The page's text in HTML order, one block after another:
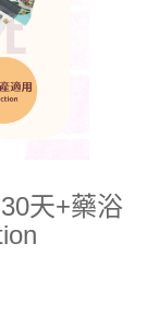
天+藥浴